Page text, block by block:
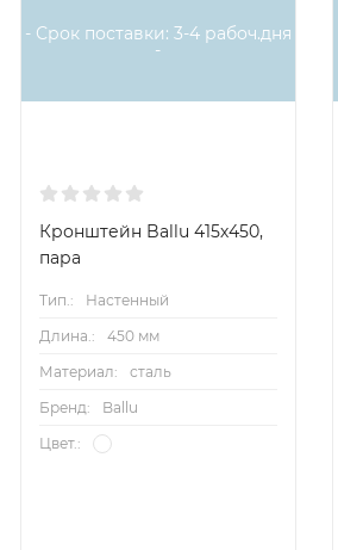
- Срок поставки: 3-4 рабоч.дня
-
Кронштейн Ballu 415х450,
пара
Тип.:
Настенный
Длина.:
450 мм
Материал:
сталь
Бренд:
Ballu
Цвет.: